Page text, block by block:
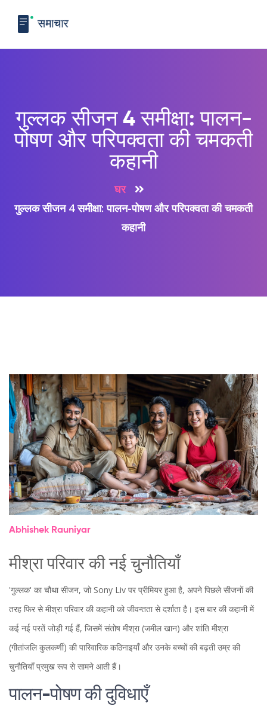
गुल्लक सीजन 4 समीक्षा: पालन-
पोषण और परिपक्वता की चमकती
कहानी
घर
गुल्लक सीजन 4 समीक्षा: पालन-पोषण और परिपक्वता की चमकती
कहानी
Abhishek Rauniyar
मीश्रा परिवार की नई चुनौतियाँ
'गुल्लक' का चौथा सीजन, जो Sony Liv पर प्रीमियर हुआ है, अपने पिछले सीजनों की
तरह फिर से मीश्रा परिवार की कहानी को जीवन्तता से दर्शाता है। इस बार की कहानी में
कई नई परतें जोड़ी गई हैं, जिसमें संतोष मीश्रा (जमील खान) और शांति मीश्रा
(गीतांजलि कुलकर्णी) की पारिवारिक कठिनाइयाँ और उनके बच्चों की बढ़ती उम्र की
चुनौतियाँ प्रमुख रूप से सामने आती हैं।
पालन-पोषण की दुविधाएँ